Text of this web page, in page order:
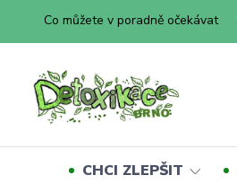
Co můžete v poradně očekávat
CHCI ZLEPŠIT